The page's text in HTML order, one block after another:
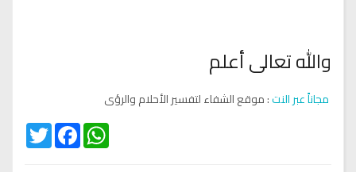
والله تعالى أعلم
مجاناً عبر النت: موقع الشفاء لتفسير الأحلام والرؤى
Twitter
FacebookWhatsApp